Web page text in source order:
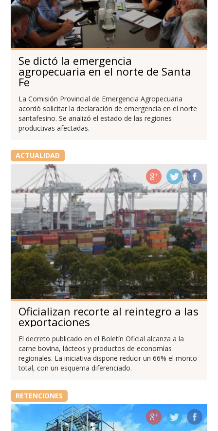
Se dictó la emergencia
agropecuaria en el norte de Santa
Fe
La Comisión Provincial de Emergencia Agropecuaria
acordó solicitar la declaración de emergencia en el norte
santafesino. Se analizó el estado de las regiones
productivas afectadas.
ACTUALIDAD
Oficializan recorte al reintegro a las
exportaciones
El decreto publicado en el Boletín Oficial alcanza a la
carne bovina, lácteos y productos de economías
regionales. La iniciativa dispone reducir un 66% el monto
total, con un esquema diferenciado.
RETENCIONES